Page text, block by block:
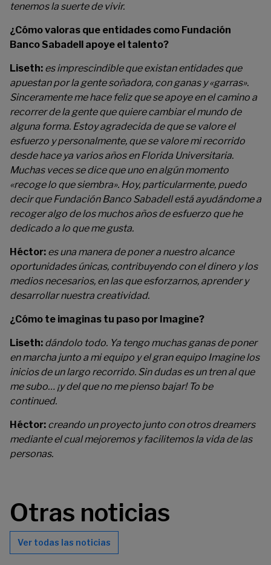
tenemos la suerte de vivir.
¿Cómo valoras que entidades como Fundación
Banco Sabadell apoye el talento?
Liseth: es imprescindible que existan entidades que
apuestan por la gente soñadora, con ganas y «garras».
Sinceramente me hace feliz que se apoye en el camino a
recorrer de la gente que quiere cambiar el mundo de
alguna forma. Estoy agradecida de que se valore el
esfuerzo y personalmente, que se valore mi recorrido
desde hace ya varios años en Florida Universitaria.
Muchas veces se dice que uno en algún momento
«recoge lo que siembra». Hoy, particularmente, puedo
decir que Fundación Banco Sabadell está ayudándome a
recoger algo de los muchos años de esfuerzo que he
dedicado a lo que me gusta.
Héctor: es una manera de poner a nuestro alcance
oportunidades únicas, contribuyendo con el dinero y los
medios necesarios, en las que esforzarnos, aprender y
desarrollar nuestra creatividad.
¿Cómo te imaginas tu paso por Imagine?
Liseth: dándolo todo. Ya tengo muchas ganas de poner
en marcha junto a mi equipo y el gran equipo Imagine los
inicios de un largo recorrido. Sin dudas es un tren al que
me subo… ¡y del que no me pienso bajar! To be
continued.
Héctor: creando un proyecto junto con otros dreamers
mediante el cual mejoremos y facilitemos la vida de las
personas.
Otras noticias
Ver todas las noticias